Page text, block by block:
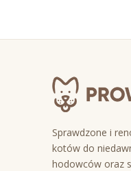
Sprawdzone i
kotów do
hodowców oraz